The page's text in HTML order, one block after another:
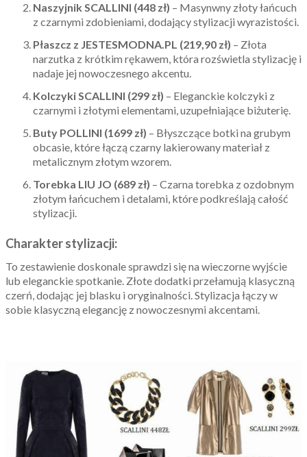
Naszyjnik SCALLINI (448 zł) – Masynwny złoty łańcuch
z czarnymi zdobieniami, dodający stylizacji wyrazistości.
Płaszcz z JESTESMODNA.PL (219,90 zł) – Złota
narzutka z krótkim rękawem, która rozświetla stylizację i
nadaje jej nowoczesnego akcentu.
Kolczyki SCALLINI (299 zł) – Eleganckie kolczyki z
czarnymi i złotymi elementami, uzupełniające biżuterię.
Buty POLLINI (1699 zł) – Błyszczące botki na grubym
obcasie, które łączą czarny lakierowany materiał z
metalicznym złotym wzorem.
Torebka LIU JO (689 zł) – Czarna torebka z ozdobnym
złotym łańcuchem i detalami, które podkreślają całość
stylizacji.
Charakter stylizacji:
To zestawienie doskonale sprawdzi się na wieczorne wyjście
lub eleganckie spotkanie. Złote dodatki przełamują klasyczną
czerń, dodając jej blasku i oryginalności. Stylizacja łączy w
sobie klasyczną elegancję z nowoczesnymi akcentami.